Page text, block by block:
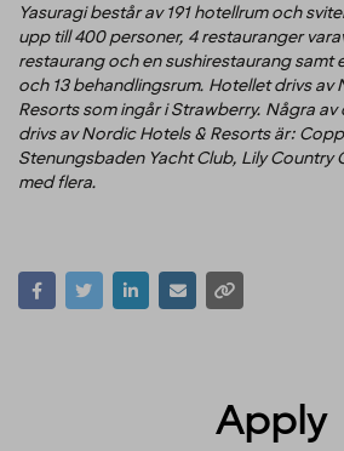
Yasuragi består av 191 hotellrum och
upp till 400 personer, 4 restauranger
restaurang och en sushirestaurang samt
och 13 behandlingsrum. Hotellet drivs av
Resorts som ingår i Strawberry. Några
drivs av Nordic Hotels & Resorts är:
Stenungsbaden Yacht Club, Lily Country
med flera.
Apply